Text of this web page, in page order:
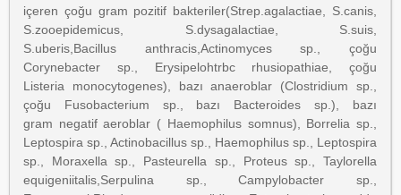
içeren çoğu gram pozitif bakteriler(Strep.agalactiae, S.canis,
S.zooepidemicus, S.dysagalactiae, S.suis,
S.uberis,Bacillus anthracis,Actinomyces sp., çoğu
Corynebacter sp., Erysipelohtrbc rhusiopathiae, çoğu
Listeria monocytogenes), bazı anaeroblar (Clostridium sp.,
çoğu Fusobacterium sp., bazı Bacteroides sp.), bazı
gram negatif aeroblar ( Haemophilus somnus), Borrelia sp.,
Leptospira sp., Actinobacillus sp., Haemophilus sp., Leptospira
sp., Moraxella sp., Pasteurella sp., Proteus sp., Taylorella
equigeniitalis,Serpulina sp., Campylobacter sp.,